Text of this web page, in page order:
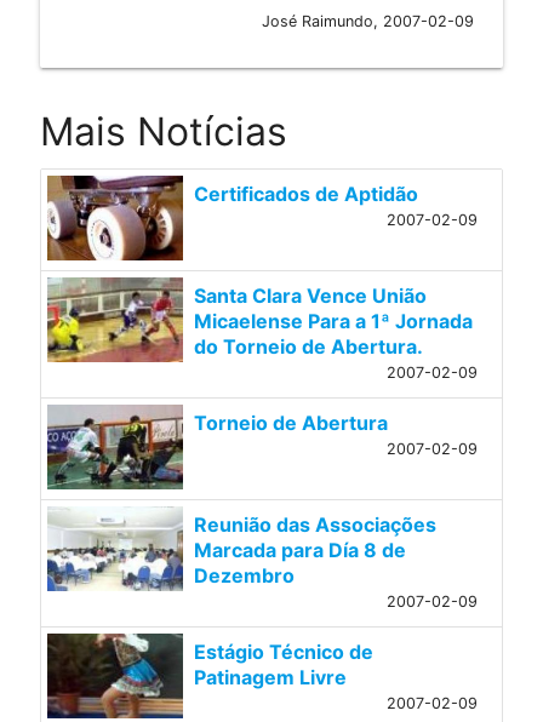
José Raimundo, 2007-02-09
Mais Notícias
Certificados de Aptidão
2007-02-09
Santa Clara Vence União
Micaelense Para a 1ª Jornada
do Torneio de Abertura.
2007-02-09
Torneio de Abertura
2007-02-09
Reunião das Associações
Marcada para Día 8 de
Dezembro
2007-02-09
Estágio Técnico de
Patinagem Livre
2007-02-09